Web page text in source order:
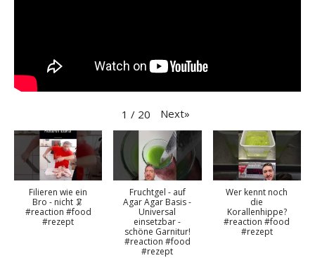
1 / 20 Next»
Filieren wie ein
Bro - nicht 🦑
#reaction #food
#rezept
Fruchtgel - auf
Agar Agar Basis -
Universal
einsetzbar -
schöne Garnitur!
#reaction #food
#rezept
Wer kennt noch
die
Korallenhippe?
#reaction #food
#rezept